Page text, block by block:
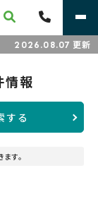
2026.08.07 更新
情報
する
す。